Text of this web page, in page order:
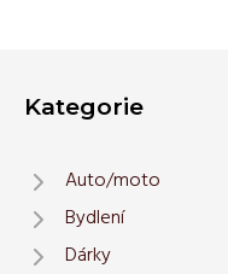
Kategorie
Auto/moto
Bydlení
Dárky